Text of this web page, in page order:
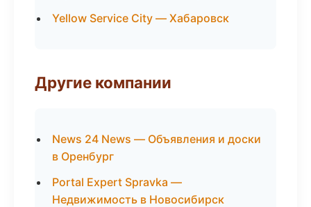
Yellow Service City — Хабаровск
Другие компании
News 24 News — Объявления и доски
в Оренбург
Portal Expert Spravka —
Недвижимость в Новосибирск